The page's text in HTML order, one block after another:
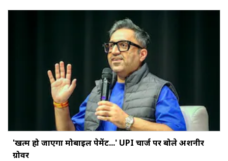
'खत्‍म हो जाएगा मोबाइल पेमेंट...' UPI चार्ज पर बोले अशनीर
ग्रोवर